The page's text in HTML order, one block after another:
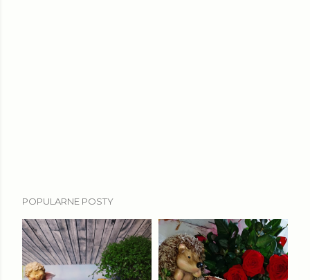
POPULARNE POSTY